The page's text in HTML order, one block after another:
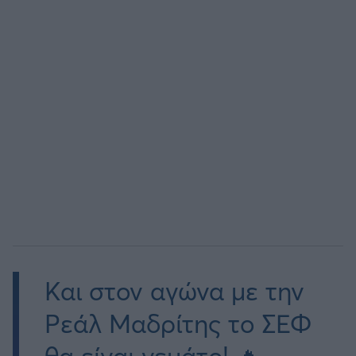
Και στον αγώνα με την
Ρεάλ Μαδρίτης το ΣΕΦ